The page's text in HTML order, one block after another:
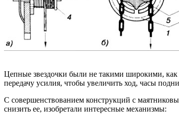
Цепные звездочки были не такими широкими, как
передачу усилия, чтобы увеличить ход, часы
С совершенствованием конструкций с
снизить ее, изобретали интересные механизмы: